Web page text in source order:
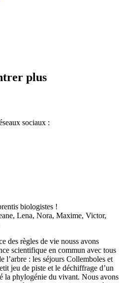
plus
sociaux :
biologistes !
Lena, Nora, Maxime, Victor,
des règles de vie nouss avons
scientifique en commun avec tous
l’arbre : les séjours Collemboles et
jeu de piste et le déchiffrage d’un
la phylogénie du vivant. Nous avons